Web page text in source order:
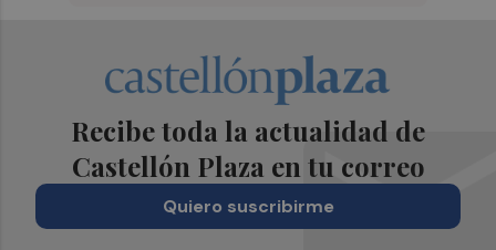
Recibe toda la actualidad de
Castellón Plaza en tu correo
Quiero suscribirme